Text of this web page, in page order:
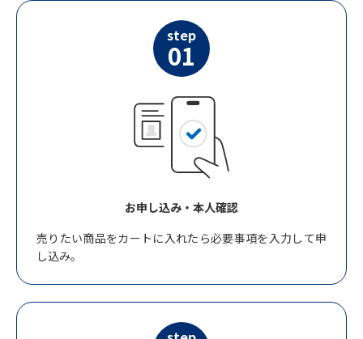
step
01
お申し込み・本人確認
売りたい商品をカートに入れたら必要事項を入力して申
し込み。